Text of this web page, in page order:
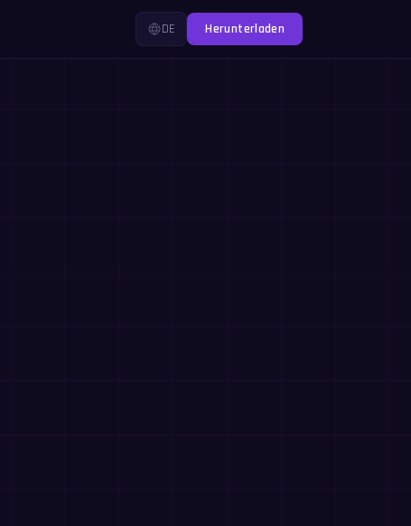
DE Herunterladen